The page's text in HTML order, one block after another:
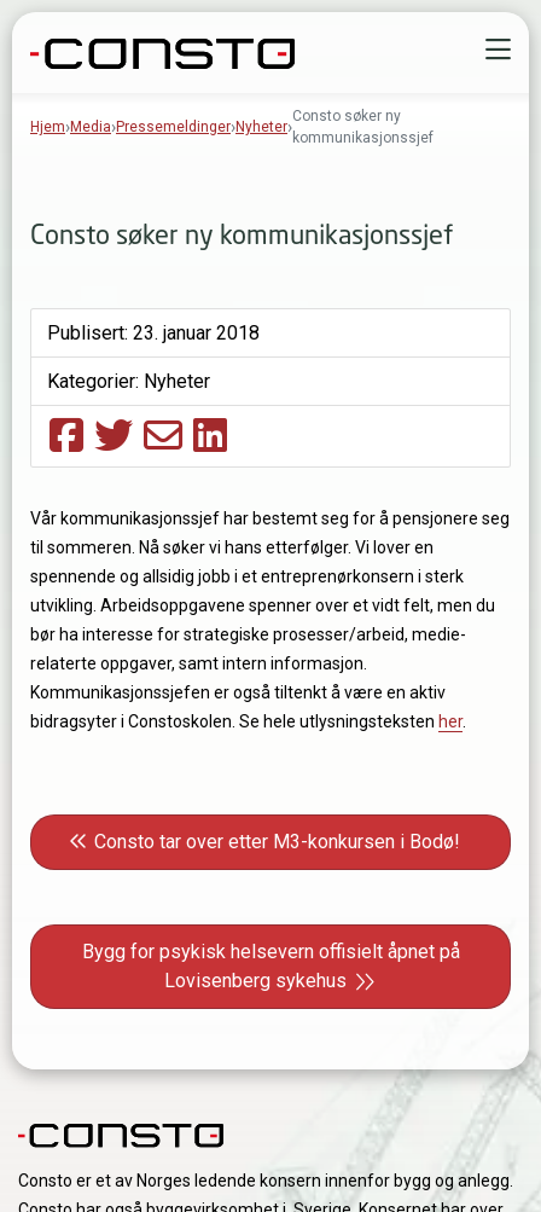
Gå til innhold
Hjem Media Pressemeldinger Nyheter
Consto søker ny
kommunikasjonssjef
Consto søker ny kommunikasjonssjef
Vår kommunikasjonssjef har bestemt seg for å pensjonere seg
til sommeren. Nå søker vi hans etterfølger. Vi lover en
spennende og allsidig jobb i et entreprenørkonsern i sterk
utvikling. Arbeidsoppgavene spenner over et vidt felt, men du
bør ha interesse for strategiske prosesser/arbeid, medie-
relaterte oppgaver, samt intern informasjon.
Kommunikasjonssjefen er også tiltenkt å være en aktiv
bidragsyter i Constoskolen. Se hele utlysningsteksten her.
Publisert: 23. januar 2018
Kategorier: Nyheter
Innleggsnavigasjon
Forrige innlegg: Consto tar over etter M3-konkursen
Consto tar over etter M3-konkursen i Bodø!
Neste innlegg: Bygg for psykisk helsevern offisielt
Bygg for psykisk helsevern offisielt åpnet på
Lovisenberg sykehus
Consto er et av Norges ledende konsern innenfor bygg og anlegg.